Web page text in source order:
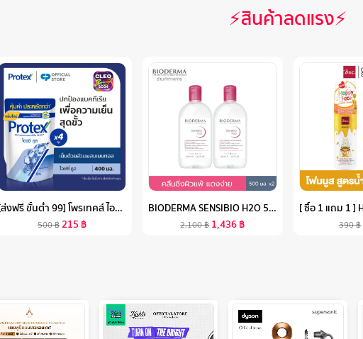
⚡สินค้าลดแรง⚡
[ส่งฟรี ขั้นต่ำ 99] โพรเทคส์ ไอซ์ซี่ คูล ถุงเติม 400 มล. รวม 4 ถุง ให้ความรู้สึกเย็นสดชื่นสุดขั้ว (เจลอาบน้ำ, สบู่อาบน้ำ) PROTEX ICY COOL REFILL 400ML TOTAL 4 BAGS FOR THE POWER OF COOLINESS (SHOWER GEL, BODY WASH)
500฿215 ฿
BIODERMA SENSIBIO H2O 500ML X2 (TWIN PACK) คลีนซิ่งเช็ดทำความสะอาดผิวหน้า สำหรับผิวแพ้ ระคายง่าย
2,100฿ 1,436฿ 390฿